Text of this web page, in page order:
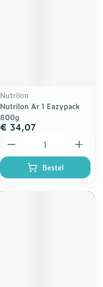
Nutrilon
Nutrilon Ar 1 Eazypack
800g
€ 34,07
Bestel